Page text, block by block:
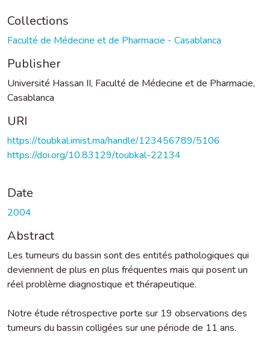
Collections
Faculté de Médecine et de Pharmacie - Casablanca
Publisher
Université Hassan II, Faculté de Médecine et de Pharmacie,
Casablanca
URI
https://toubkal.imist.ma/handle/123456789/5106
https://doi.org/10.83129/toubkal-22134
Date
2004
Abstract
Les tumeurs du bassin sont des entités pathologiques qui
deviennent de plus en plus fréquentes mais qui posent un
réel problème diagnostique et thérapeutique.
Notre étude rétrospective porte sur 19 observations des
tumeurs du bassin colligées sur une période de 11 ans.